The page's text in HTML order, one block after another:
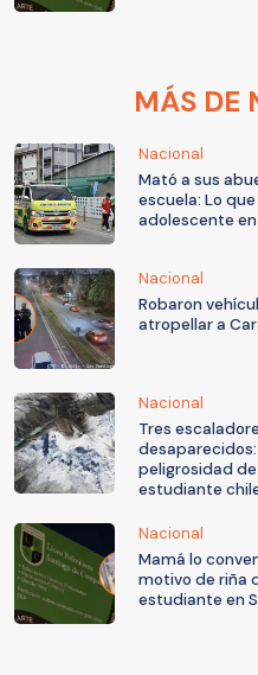
MÁS DE
Nacional
Mató a sus
escuela: Lo
adolescente
Nacional
Robaron
atropellar a
Nacional
Tres
peligrosidad
estudiante
Nacional
Mamá lo
motivo de riña
estudiante en